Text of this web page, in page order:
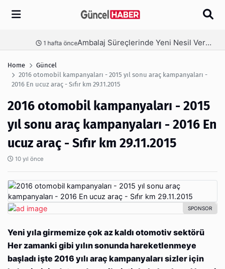
Arama
Ambalaj Süreçlerinde Yeni Nesil Verimliliği Olimpack ile Yakalayın 3 hafta önce
Home
Güncel
2016 otomobil kampanyaları - 2015 yıl sonu araç kampanyaları -
2016 En ucuz araç - Sıfır km 29.11.2015
2016 otomobil kampanyaları - 2015
yıl sonu araç kampanyaları - 2016 En
ucuz araç - Sıfır km 29.11.2015
10 yıl önce
Yeni yıla girmemize çok az kaldı otomotiv sektörü
Her zamanki gibi yılın sonunda hareketlenmeye
başladı işte 2016 yılı araç kampanyaları sizler için